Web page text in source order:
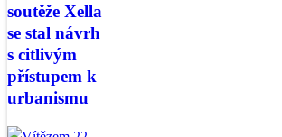
soutěže Xella
se stal návrh
s citlivým
přístupem k
urbanismu